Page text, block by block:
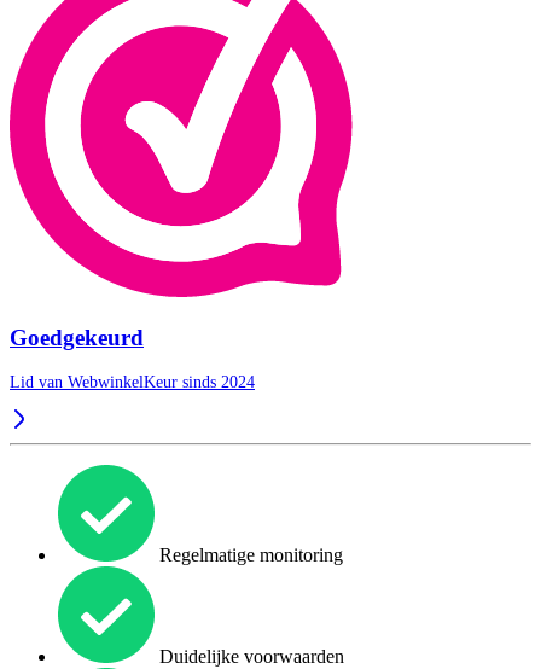
Goedgekeurd
Lid van WebwinkelKeur sinds 2024
Regelmatige monitoring
Duidelijke voorwaarden